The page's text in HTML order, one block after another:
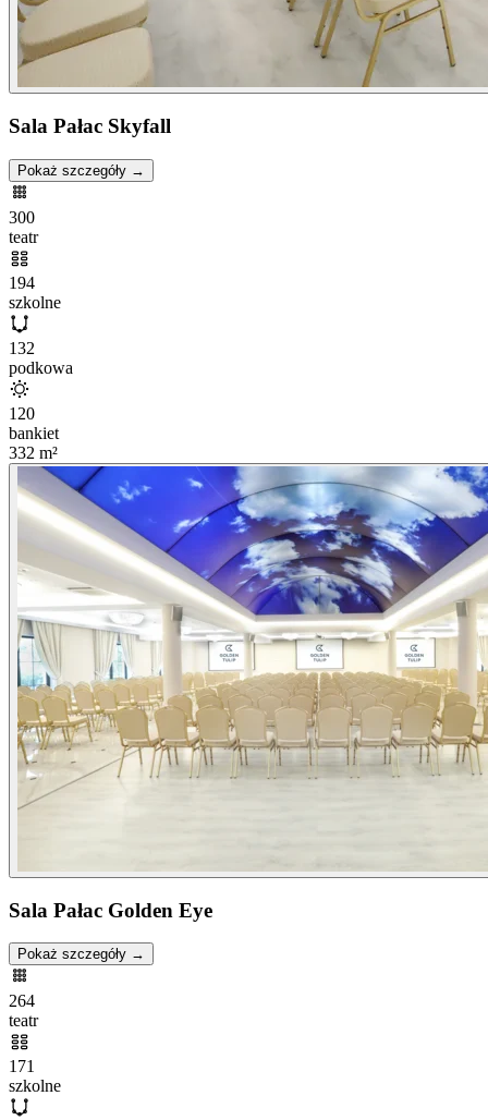
Sala Pałac Skyfall
Pokaż szczegóły →
300
teatr
194
szkolne
132
podkowa
120
bankiet
332 m²
Sala Pałac Golden Eye
Pokaż szczegóły →
264
teatr
171
szkolne